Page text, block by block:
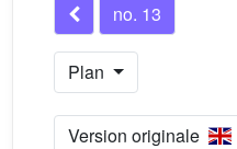
no. 13
Plan
Version originale